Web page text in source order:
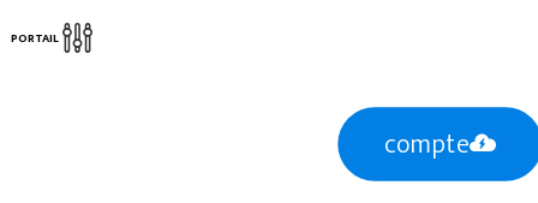
PORTAIL
compte